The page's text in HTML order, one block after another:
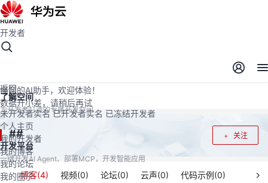
开发者空间
开发者空间
了解空间
为开发者打造的专属开发空间
开发平台
一键开发AI Agent、部署MCP，开发智能应用
开发者
返回
未开发者实名 已开发者实名 已冻结开发者
个人主页
我的开发者
我的博客
我的论坛
我的圈子
懂您的AI助手，欢迎体验！
数据开小差，请稍后再试
关注
##
博客(4) 视频(0) 论坛(0) 云声(0) 代码示例(0)